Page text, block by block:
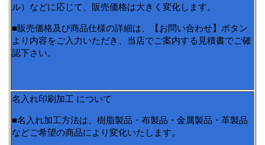
ル）などに応じて、販売価格は大きく変化します。
■販売価格及び商品仕様の詳細は、【お問い合わせ】ボタン
より内容をご入力いただき、当店でご案内する見積書でご確
認下さい。
名入れ印刷加工 について
■名入れ加工方法は、樹脂製品・布製品・金属製品・革製品
などご希望の商品により変化いたします。